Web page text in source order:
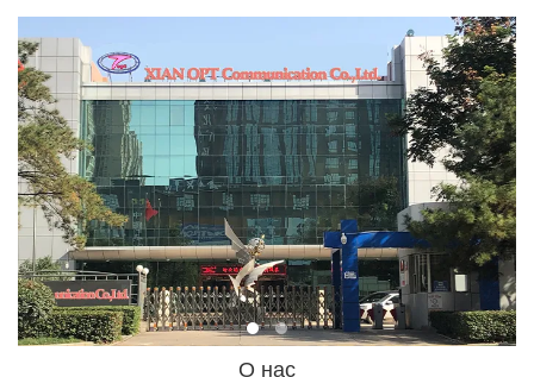
8 волокон,
4кН,
диэлектрический
FPR, OPT-
GYFXTY
диэлектрический
FRP GJXFH
диэлектрический
FRP 0.5 и
1.8мм FRP
GJYXFFCH
проволока
OPT-GJXH
О нас